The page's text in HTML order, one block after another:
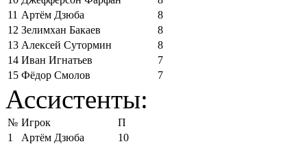
11 Артём Дзюба
8
12 Зелимхан Бакаев
8
13 Алексей Сутормин
8
14 Иван Игнатьев
7
15 Фёдор Смолов 7
Ассистенты:
№ Игрок
П
1
Артём Дзюба
10